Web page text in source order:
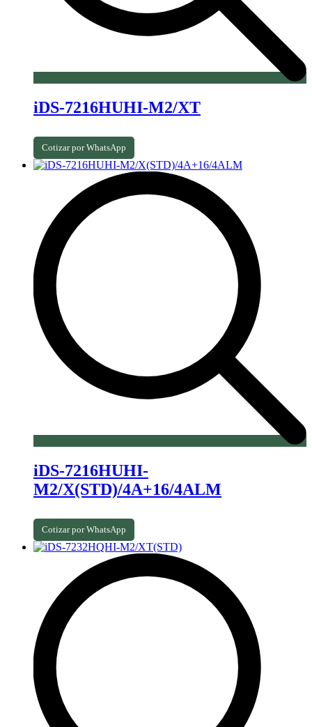
iDS-7216HUHI-M2/XT
Cotizar por WhatsApp
iDS-7216HUHI-
M2/X(STD)/4A+16/4ALM
Cotizar por WhatsApp